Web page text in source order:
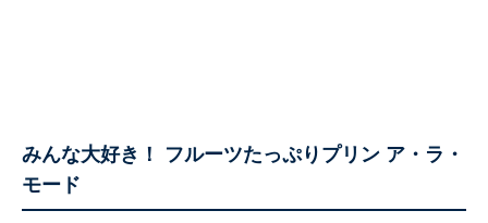
みんな大好き！ フルーツたっぷりプリン ア・ラ・
モード